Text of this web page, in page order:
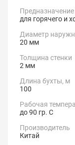
Предназначение
для горячего и
Диаметр
20 мм
Толщина стенки
2 мм
Длина бухты, м
100
Рабочая
до 90 гр. С
Производитель
Китай